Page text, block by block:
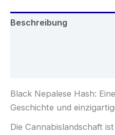
Beschreibung
Black Nepalese Hash:
Geschichte und
Die Cannabislandschaft